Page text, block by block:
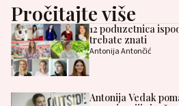
Pročitajte više
12 poduzetnica
trebate znati
Antonija Antončić
Antonija Vedak